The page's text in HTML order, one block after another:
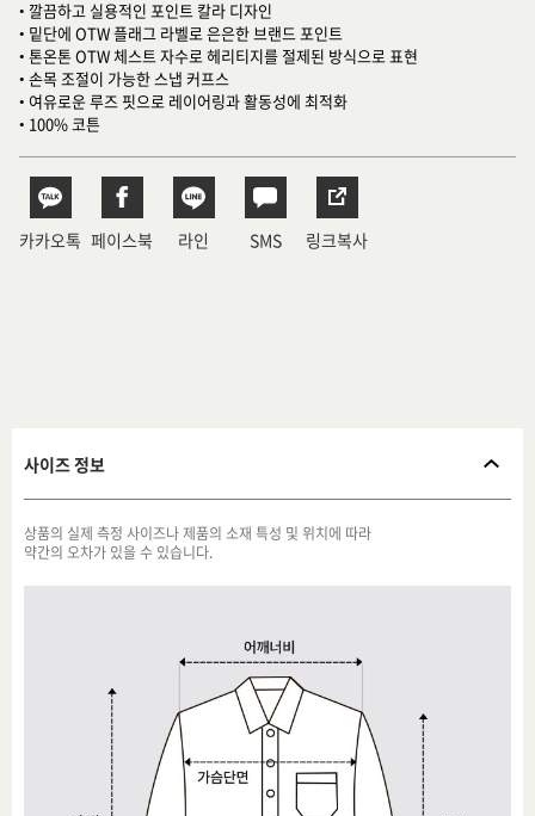
• 깔끔하고 실용적인 포인트 칼라 디자인
• 밑단에 OTW 플래그 라벨로 은은한 브랜드 포인트
• 톤온톤 OTW 체스트 자수로 헤리티지를 절제된 방식으로 표현
• 손목 조절이 가능한 스냅 커프스
• 여유로운 루즈 핏으로 레이어링과 활동성에 최적화
• 100% 코튼
카카오톡 페이스북 라인 SMS 링크복사
사이즈 정보
상품의 실제 측정 사이즈나 제품의 소재 특성 및 위치에 따라
약간의 오차가 있을 수 있습니다.